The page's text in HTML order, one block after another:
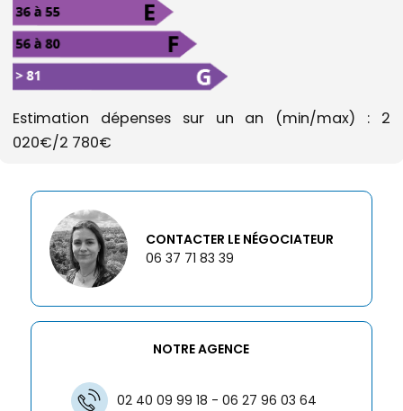
Estimation dépenses sur un an (min/max) : 2
020€/2 780€
CONTACTER LE NÉGOCIATEUR
06 37 71 83 39
NOTRE AGENCE
02 40 09 99 18 - 06 27 96 03 64